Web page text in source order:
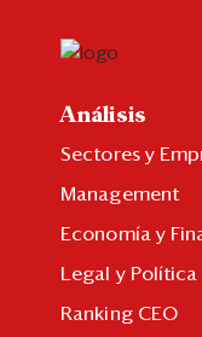
Análisis
Sectores y
Management
Economía y
Legal y Política
Ranking CEO